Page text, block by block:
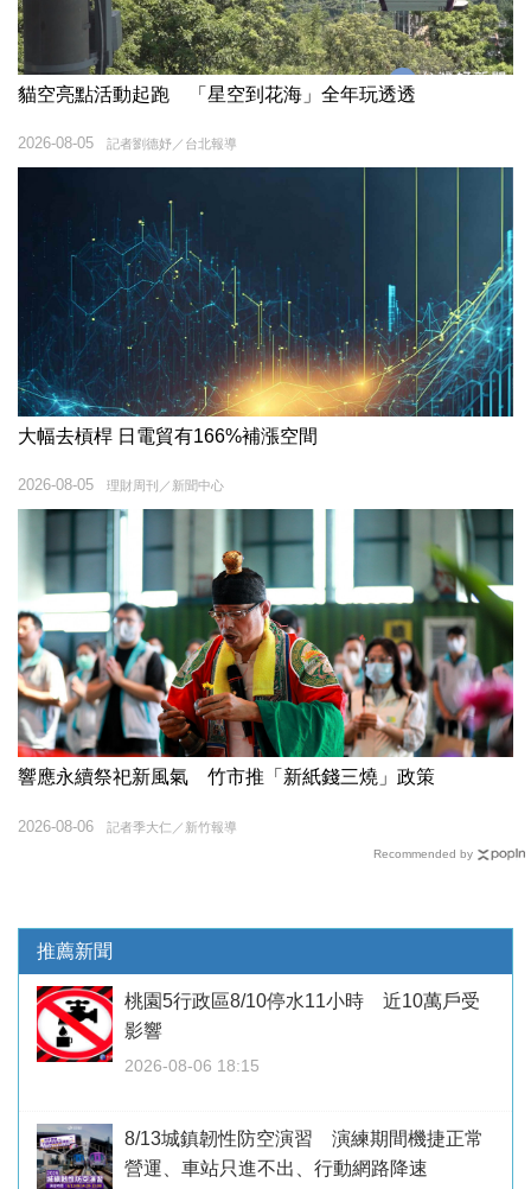
貓空亮點活動起跑 「星空到花海」全年玩透透
記者劉德妤／台北報導
2026-08-05
大幅去槓桿 日電貿有166%補漲空間
理財周刊／新聞中心
2026-08-05
響應永續祭祀新風氣 竹市推「新紙錢三燒」政策
記者季大仁／新竹報導
2026-08-06
Recommended by
推薦新聞
桃園5行政區8/10停水11小時 近10萬戶受
影響
2026-08-06 18:15
8/13城鎮韌性防空演習 演練期間機捷正常
營運、車站只進不出、行動網路降速